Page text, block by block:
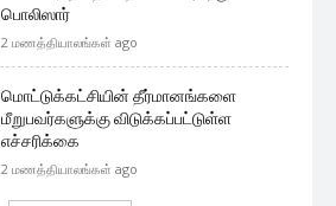
பொலிஸார்
2 மணத்தியாலங்கள் ago
மொட்டுக்கட்சியின் தீர்மானங்களை
மீறுபவர்களுக்கு விடுக்கப்பட்டுள்ள
எச்சரிக்கை
2 மணத்தியாலங்கள் ago